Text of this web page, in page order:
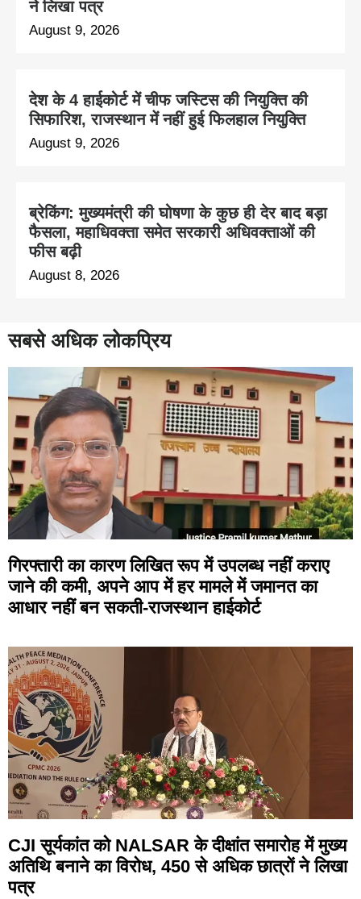
ने लिखा पत्र
August 9, 2026
देश के 4 हाईकोर्ट में चीफ जस्टिस की नियुक्ति की
सिफारिश, राजस्थान में नहीं हुई फिलहाल नियुक्ति
August 9, 2026
ब्रेकिंग: मुख्यमंत्री की घोषणा के कुछ ही देर बाद बड़ा
फैसला, महाधिवक्ता समेत सरकारी अधिवक्ताओं की
फीस बढ़ी
August 8, 2026
सबसे अधिक लोकप्रिय
गिरफ्तारी का कारण लिखित रूप में उपलब्ध नहीं कराए
जाने की कमी, अपने आप में हर मामले में जमानत का
आधार नहीं बन सकती-राजस्थान हाईकोर्ट
CJI सूर्यकांत को NALSAR के दीक्षांत समारोह में मुख्य
अतिथि बनाने का विरोध, 450 से अधिक छात्रों ने लिखा
पत्र